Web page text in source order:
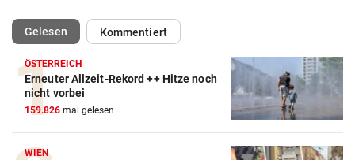
Gelesen(ausgewählt)Kommentiert
ÖSTERREICH
Erneuter Allzeit-Rekord ++ Hitze noch
nicht vorbei
159.826 mal gelesen
WIEN
Action-Cam Vergleich
ZUM VERGLEICH
Crosstrainer Vergleich